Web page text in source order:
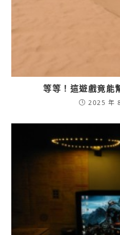
等等！這遊戲竟能
2025 年